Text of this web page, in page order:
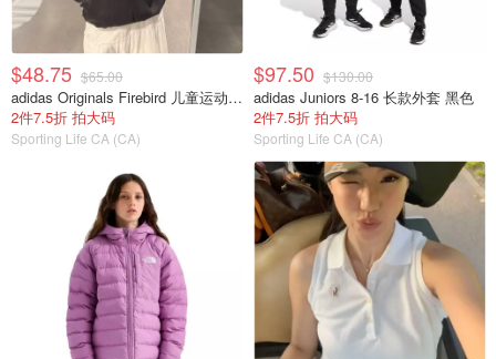
$48.75 $65.00
adidas Originals Firebird 儿童运动夹克 宽松款
2件7.5折 拍大码
Sporting Life CA (CA)
$97.50 $130.00
adidas Juniors 8-16 长款外套 黑色
2件7.5折 拍大码
Sporting Life CA (CA)